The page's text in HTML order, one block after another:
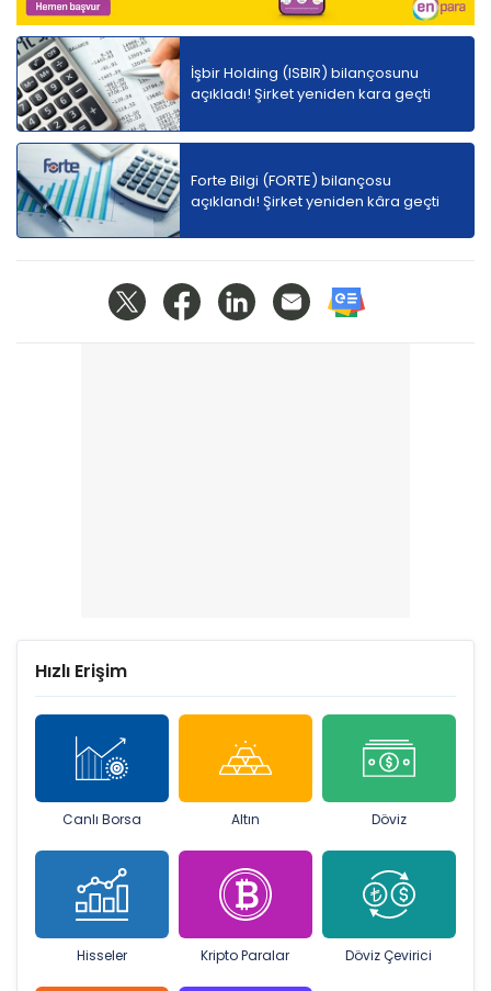
İşbir Holding (ISBIR) bilançosunu
açıkladı! Şirket yeniden kara geçti
Forte Bilgi (FORTE) bilançosu
açıklandı! Şirket yeniden kâra geçti
Hızlı Erişim
Canlı Borsa Altın Döviz
Hisseler Kripto Paralar Döviz Çevirici